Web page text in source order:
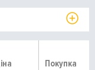
Покупка